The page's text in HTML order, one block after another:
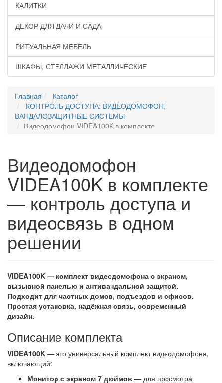
КАЛИТКИ
ДЕКОР ДЛЯ ДАЧИ И САДА
РИТУАЛЬНАЯ МЕБЕЛЬ
ШКАФЫ, СТЕЛЛАЖИ МЕТАЛЛИЧЕСКИЕ
Главная
Каталог
КОНТРОЛЬ ДОСТУПА: ВИДЕОДОМОФОН,
ВАНДАЛОЗАЩИТНЫЕ СИСТЕМЫ
Видеодомофон VIDEA100K в комплекте
Видеодомофон
VIDEA100K в комплекте
— контроль доступа и
видеосвязь в одном
решении
VIDEA100K — комплект видеодомофона с экраном,
вызывной панелью и антивандальной защитой.
Подходит для частных домов, подъездов и офисов.
Простая установка, надёжная связь, современный
дизайн.
Описание комплекта
VIDEA100K — это универсальный комплект видеодомофона,
включающий:
Монитор с экраном 7 дюймов — для просмотра